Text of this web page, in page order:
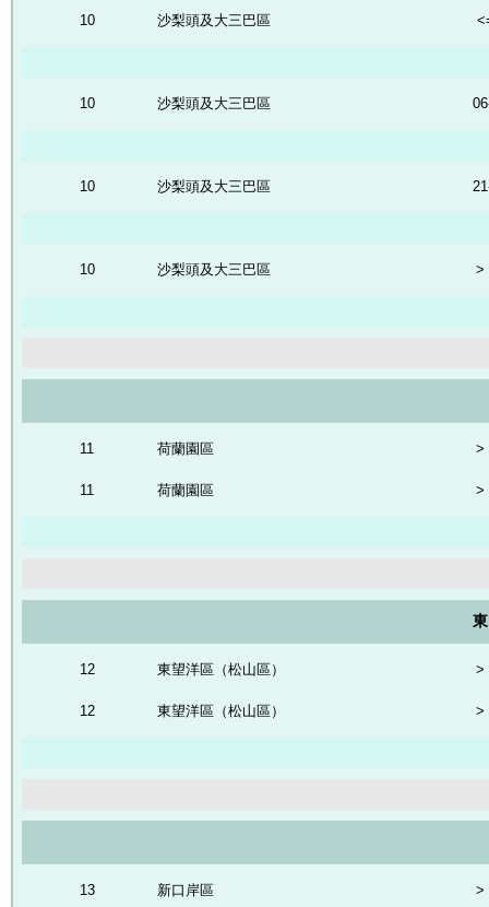
10 沙梨頭及大三巴區
10 沙梨頭及大三巴區
10 沙梨頭及大三巴區
10 沙梨頭及大三巴區 >
11 荷蘭園區 >
11 荷蘭園區 >
12 東望洋區（松山區） >
12 東望洋區（松山區） >
13 新口岸區 >